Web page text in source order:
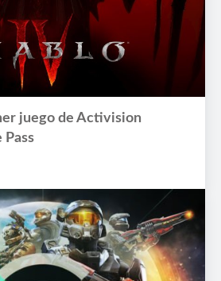
juego de Activision
Pass